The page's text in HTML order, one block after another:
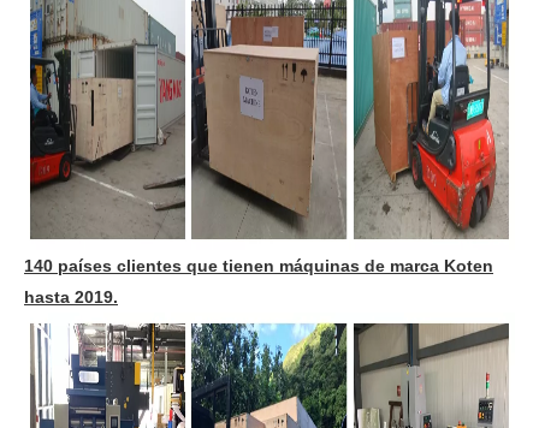
140 países clientes que tienen máquinas de marca Koten
hasta 2019.